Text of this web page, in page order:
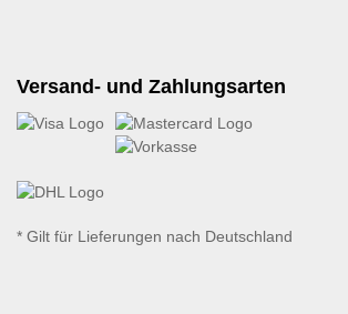
Versand- und Zahlungsarten
* Gilt für Lieferungen nach Deutschland